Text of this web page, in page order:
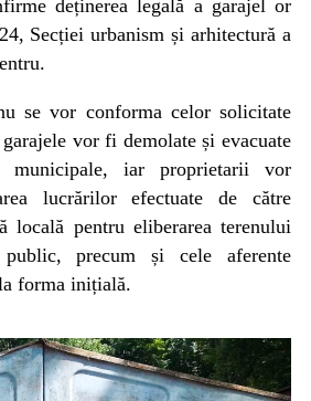
deținerea legală a garajel or
Secției urbanism și arhitectură a
se vor conforma celor solicitate
vor fi demolate și evacuate
municipale, iar proprietarii vor
lucrărilor efectuate de către
locală pentru eliberarea terenului
precum și cele aferente
forma inițială.